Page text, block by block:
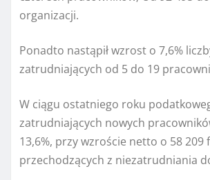
organizacji.
Ponadto nastąpił wzrost o 7,6%
zatrudniających od 5 do 19
W ciągu ostatniego roku
zatrudniających nowych
13,6%, przy wzroście netto o 58 209
przechodzących z niezatrudniania